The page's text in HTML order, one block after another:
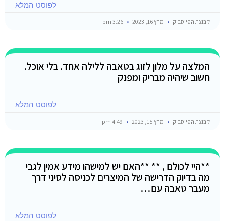
לפוסט המלא
קבוצת הפייסבוק מרץ 16, 2023
המלצה על מלון לזוג בטאבה ללילה אחד. בלי אוכל.
חשוב שיהיה מבריק ומפנק
לפוסט המלא
קבוצת הפייסבוק מרץ 15, 2023
**היי לכולם , ** **האם יש למישהו מידע אמין לגבי
מה בדיוק הדרישה של המיצרים לכניסה לסיני דרך
מעבר טאבה עם…
לפוסט המלא